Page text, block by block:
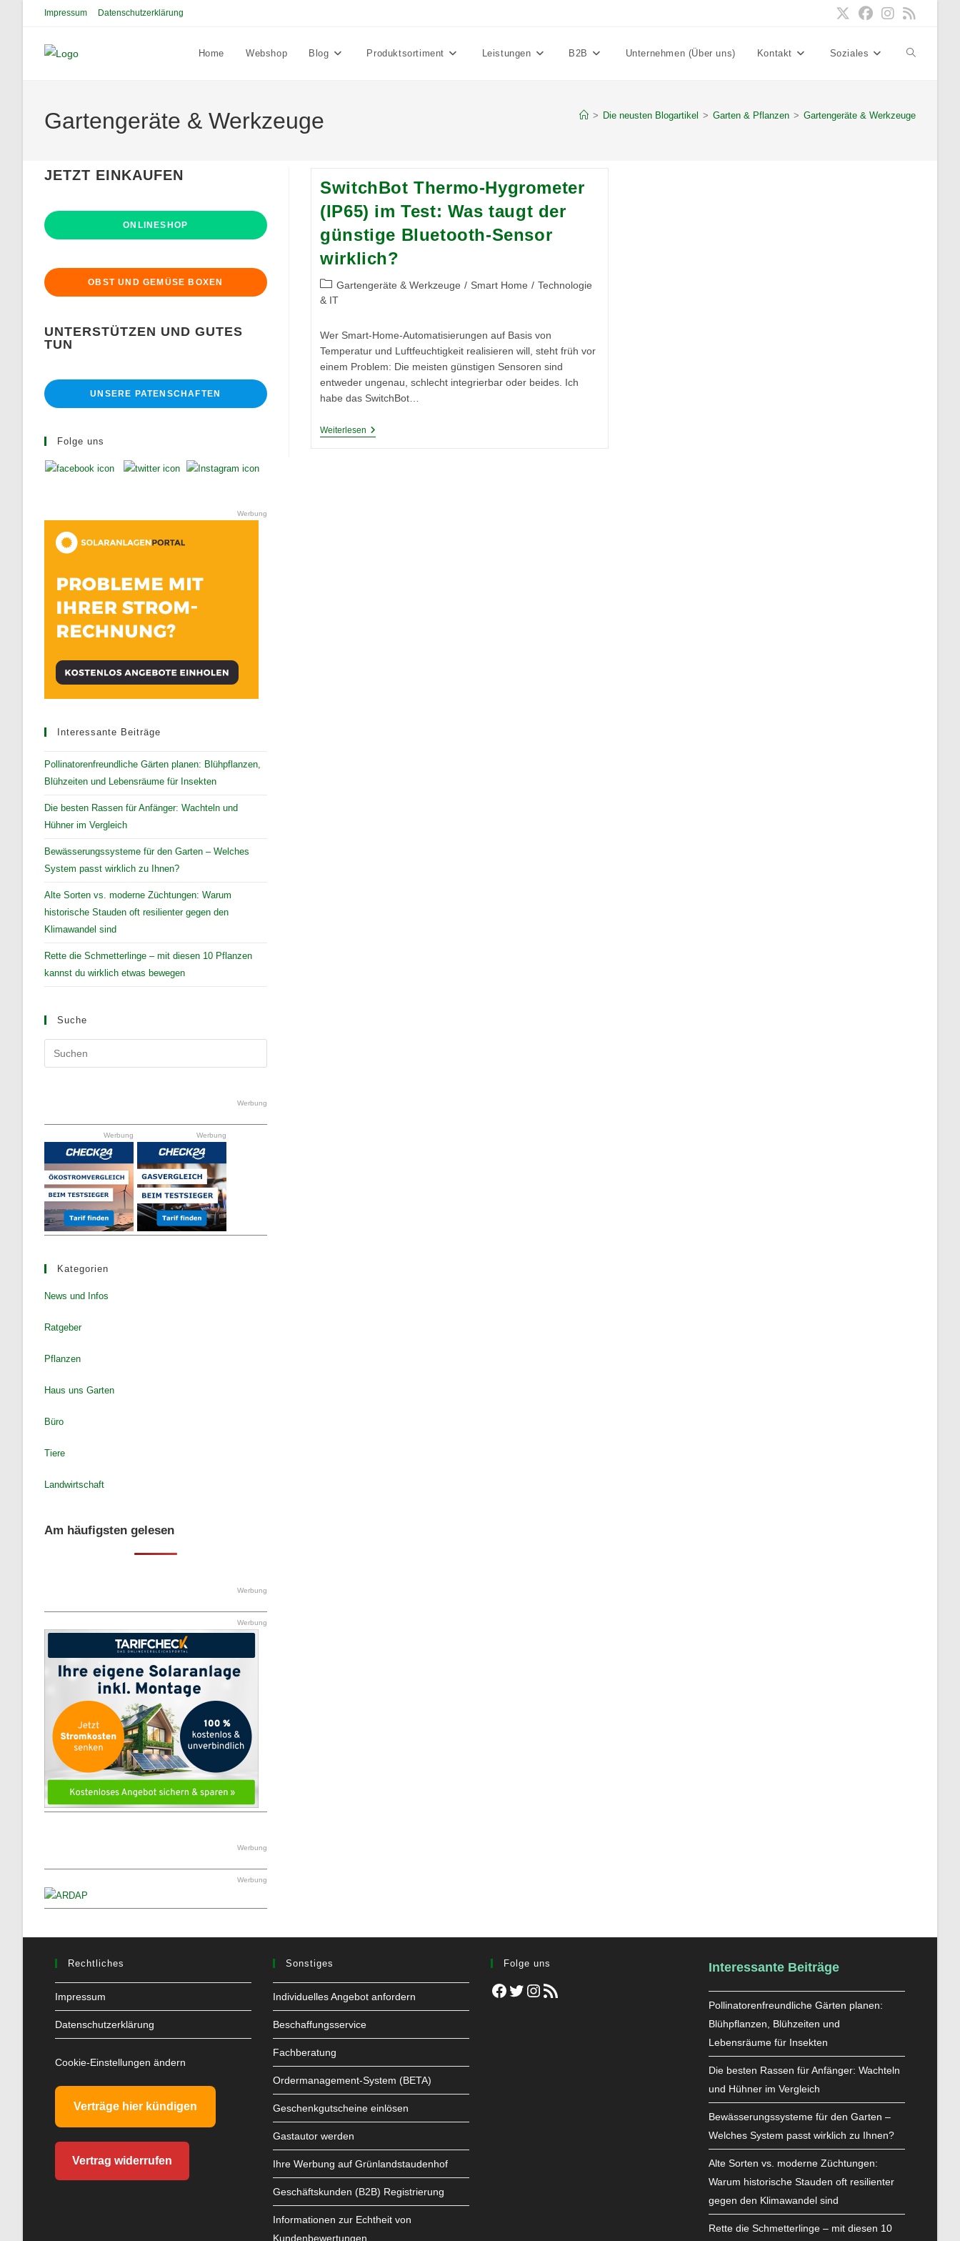
Impressum Datenschutzerklärung
Home Webshop Blog Produktsortiment Leistungen B2B Unternehmen (Über uns) Kontakt Soziales Website-
Gartengeräte & Werkzeuge > Die neusten Blogartikel > Garten & Pflanzen > Gartengeräte & Werkzeuge
SwitchBot Thermo-Hygrometer
(IP65) im Test: Was taugt der
günstige Bluetooth-Sensor
wirklich?
Beitrags-
Kategorie:
Gartengeräte & Werkzeuge / Smart Home / Technologie
& IT
Wer Smart-Home-Automatisierungen auf Basis von
Temperatur und Luftfeuchtigkeit realisieren will, steht früh vor
einem Problem: Die meisten günstigen Sensoren sind
entweder ungenau, schlecht integrierbar oder beides. Ich
habe das SwitchBot…
Weiterlesen SwitchBot
JETZT EINKAUFEN
ONLINESHOP
OBST UND GEMÜSE BOXEN
UNTERSTÜTZEN UND GUTES
TUN
UNSERE PATENSCHAFTEN
Folge uns
Werbung
Interessante Beiträge
Pollinatorenfreundliche Gärten planen: Blühpflanzen,
Blühzeiten und Lebensräume für Insekten
Die besten Rassen für Anfänger: Wachteln und
Hühner im Vergleich
Bewässerungssysteme für den Garten – Welches
System passt wirklich zu Ihnen?
Alte Sorten vs. moderne Züchtungen: Warum
historische Stauden oft resilienter gegen den
Klimawandel sind
Rette die Schmetterlinge – mit diesen 10 Pflanzen
kannst du wirklich etwas bewegen
Suche
Escape
close
the
Werbung
Werbung Werbung
Kategorien
News und Infos
Ratgeber
Pflanzen
Haus uns Garten
Büro
Tiere
Landwirtschaft
Am häufigsten gelesen
Werbung
Werbung
Werbung
Werbung
Rechtliches
Impressum
Datenschutzerklärung
Cookie-Einstellungen ändern
Verträge hier kündigen
Vertrag widerrufen
Sonstiges
Individuelles Angebot anfordern
Beschaffungsservice
Fachberatung
Ordermanagement-System (BETA)
Geschenkgutscheine einlösen
Gastautor werden
Ihre Werbung auf Grünlandstaudenhof
Geschäftskunden (B2B) Registrierung
Informationen zur Echtheit von
Kundenbewertungen
Folge uns
Facebook
TwitterInstagram
RSS-Feed
Interessante Beiträge
Pollinatorenfreundliche Gärten planen:
Blühpflanzen, Blühzeiten und
Lebensräume für Insekten
Die besten Rassen für Anfänger: Wachteln
und Hühner im Vergleich
Bewässerungssysteme für den Garten –
Welches System passt wirklich zu Ihnen?
Alte Sorten vs. moderne Züchtungen:
Warum historische Stauden oft resilienter
gegen den Klimawandel sind
Rette die Schmetterlinge – mit diesen 10